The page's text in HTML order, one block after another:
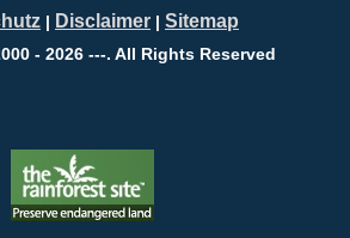
| Disclaimer | Sitemap
- 2026 ---. All Rights Reserved